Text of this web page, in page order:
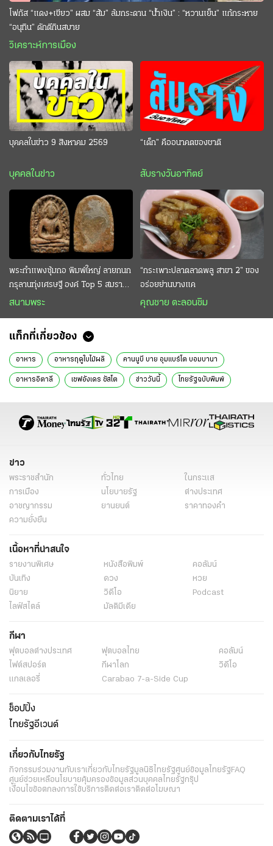
โฟกัส “แดง+เขียว” ผสม “ส้ม” ล้มกระดาน “นํ้าเงิน” : “หวานเย็น” แก้กระหาย
“อนุทิน” ดักตีกินสบาย
วิเคราะห์การเมือง
บุคคลในข่าว 9 สิงหาคม 2569
บุคคลในข่าว
“เด็ก” คืออนาคตของชาติ
สับรางวันอาทิตย์
พระกำแพงซุ้มกอ พิมพ์ใหญ่ ลายกนก
กรุลานทุ่งเศรษฐี องค์ Top 5 สมราคา
หลักสิบล้าน
สนามพระ
“กระเพาะปลาตลาดพลู สาขา 2” ของ
อร่อยย่านบางแค
คุณชาย ตะลอนชิม
แท็กที่เกี่ยวข้อง
อาหาร อาหารฤดูใบไม้ผลิ คานนูบี บาย อุมแบร์โต บอมบานา
อาหารอิตาลี เชฟอังเดร ซัสโต ข่าววันนี้ ไทยรัฐฉบับพิมพ์
ข่าว
พระราชสำนัก ทั่วไทย
ในกระแส
การเมือง
นโยบายรัฐ
ต่างประเทศ
อาชญากรรม
ยานยนต์
ราคาทองคำ
ความยั่งยืน
เนื้อหาที่น่าสนใจ
รายงานพิเศษ หนังสือพิมพ์
คอลัมน์
บันเทิง
ดวง
หวย
นิยาย
วิดีโอ
Podcast
ไลฟ์สไตล์
มัลติมีเดีย
กีฬา
ฟุตบอลต่่างประเทศ ฟุตบอลไทย
คอลัมน์
ไฟต์สปอร์ต
กีฬาโลก
วิดีโอ
แกลเลอรี่
Carabao 7-a-Side Cup
ช็อปปิ้ง
ไทยรัฐอีเวนต์
เกี่ยวกับไทยรัฐ
กิจกรรมร่วมงานกับเราเกี่ยวกับไทยรัฐมูลนิธิไทยรัฐศูนย์ข้อมูลไทยรัฐFAQ
ศูนย์ช่วยเหลือนโยบายคุ้มครองข้อมูลส่วนบุคคลไทยรัฐกรุ๊ป
เงื่อนไขข้อตกลงการใช้บริการติดต่อเราติดต่อโฆษณา
ติดตามเราได้ที่